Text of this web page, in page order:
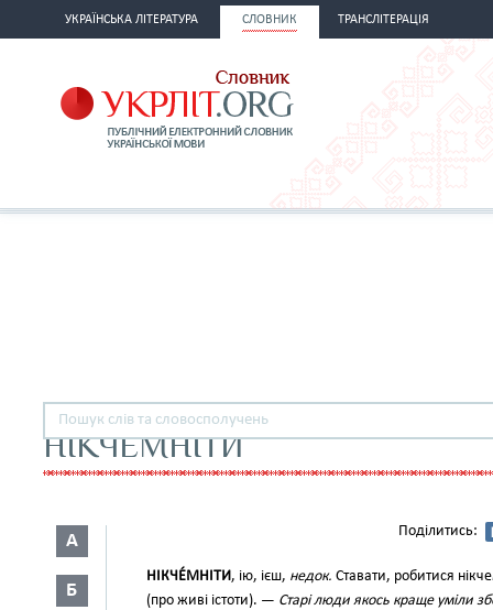
УКРАЇНСЬКА ЛІТЕРАТУРА СЛОВНИК ТРАНСЛІТЕРАЦІЯ
НІКЧЕМНІТИ
А
Б
Поділитись:
НІКЧЕ́МНІТИ, ію, ієш, недок. Ставати, робитися
(про живі істоти). — Старі люди якось краще уміли